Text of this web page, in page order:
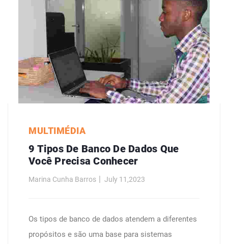
MULTIMÉDIA
9 Tipos De Banco De Dados Que
Você Precisa Conhecer
Marina Cunha Barros July 11,2023
Os tipos de banco de dados atendem a diferentes
propósitos e são uma base para sistemas